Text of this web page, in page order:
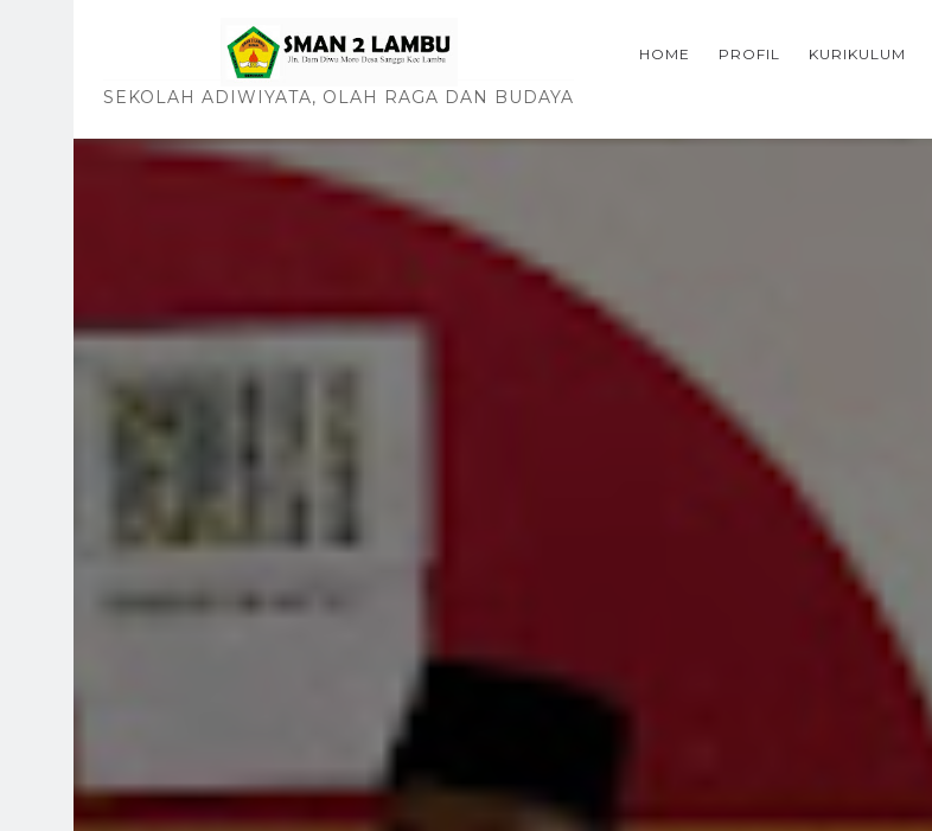
SEKOLAH ADIWIYATA, OLAH RAGA DAN BUDAYA
HOME PROFIL KURIKULUM